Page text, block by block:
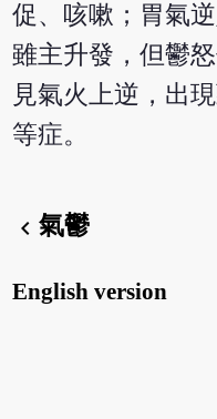
促、咳嗽；胃氣
雖主升發，但鬱
見氣火上逆，出
等症。
chevron_left氣鬱
English version